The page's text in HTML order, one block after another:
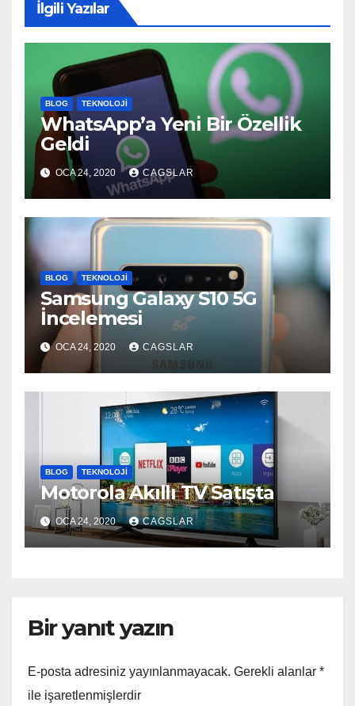
İlgili Yazılar
BLOG TEKNOLOJI
WhatsApp’a Yeni Bir Özellik
Geldi
OCA 24, 2020 CAGSLAR
BLOG TEKNOLOJI
Samsung Galaxy S10 5G
İncelemesi
OCA 24, 2020 CAGSLAR
BLOG TEKNOLOJI
Motorola Akıllı TV Satışta
OCA 24, 2020 CAGSLAR
Bir yanıt yazın
E-posta adresiniz yayınlanmayacak. Gerekli alanlar *
ile işaretlenmişlerdir